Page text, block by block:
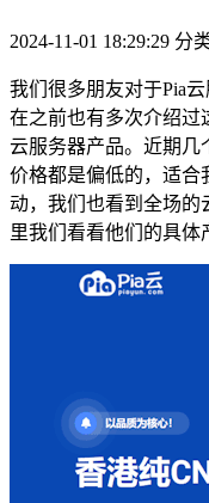
2024-11-01 18:29:29 分
我们很多朋友对于Pia
在之前也有多次介绍过
云服务器产品。近期几
价格都是偏低的，适合
动，我们也看到全场的
里我们看看他们的具体